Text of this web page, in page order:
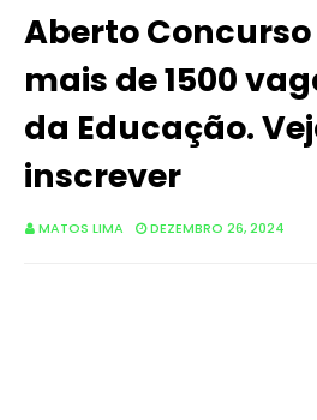
Aberto Concurso
mais de 1500
da Educação.
inscrever
MATOS LIMA DEZEMBRO 26, 2024